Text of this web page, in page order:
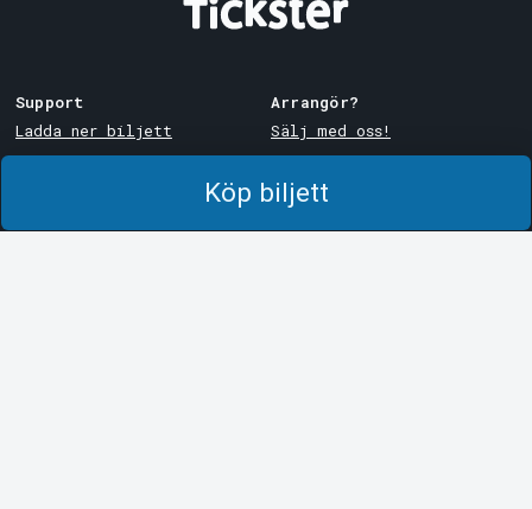
Köp biljett
Support
Ladda ner biljett
Köp- och leveransvillkor
Integritetspolicy
Arrangör?
Sälj med oss!
System Support